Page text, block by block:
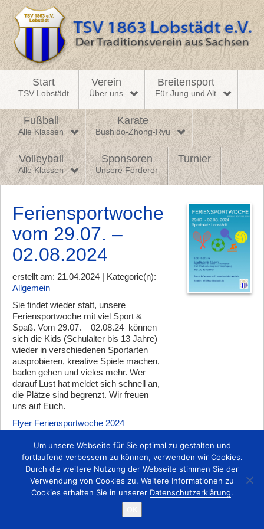
Start
TSV Lobstädt
Verein
Über uns
Breitensport
Für Jung und Alt
Fußball
Alle Klassen
Karate
Bushido-Zhong-Ryu
Volleyball
Alle Klassen
Sponsoren
Unsere Förderer
Turnier
Feriensportwoche
vom 29.07. –
02.08.2024
erstellt am: 21.04.2024 | Kategorie(n):
Allgemein
Sie findet wieder statt, unsere
Feriensportwoche mit viel Sport &
Spaß. Vom 29.07. – 02.08.24 können
sich die Kids (Schulalter bis 13 Jahre)
wieder in verschiedenen Sportarten
ausprobieren, kreative Spiele machen,
baden gehen und vieles mehr. Wer
darauf Lust hat meldet sich schnell an,
die Plätze sind begrenzt. Wir freuen
uns auf Euch.
Flyer Feriensportwoche 2024
Anmeldung FSW 2024
Zurück
Impressum
Um unsere Webseite für Sie optimal zu gestalten und
fortlaufend verbessern zu können, verwenden wir Cookies.
Durch die weitere Nutzung der Webseite stimmen Sie der
Verwendung von Cookies zu. Weitere Informationen zu
Cookies erhalten Sie in unserer Datenschutzerklärung.